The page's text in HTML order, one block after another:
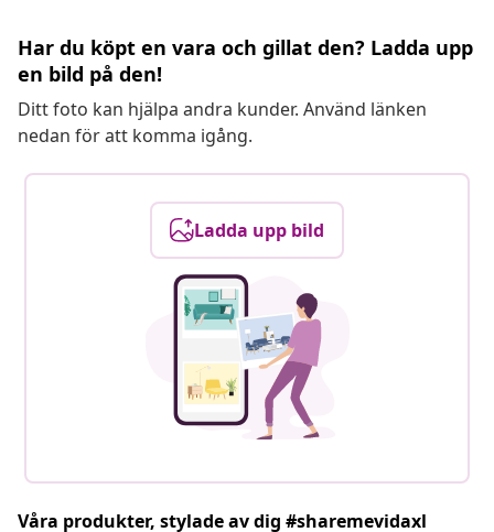
Har du köpt en vara och gillat den? Ladda upp
en bild på den!
Ditt foto kan hjälpa andra kunder. Använd länken
nedan för att komma igång.
Ladda upp bild
Våra produkter, stylade av dig #sharemevidaxl